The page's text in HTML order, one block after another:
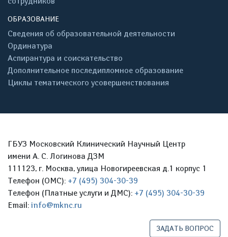
ОБРАЗОВАНИЕ
Сведения об образовательной деятельности
Ординатура
Аспирантура и соискательство
Дополнительное последипломное образование
Циклы тематического усовершенствования
ГБУЗ Московский Клинический Научный Центр
имени А. С. Логинова ДЗМ
111123, г. Москва, улица Новогиреевская д.1 корпус 1
Телефон (ОМС): +7 (495) 304-30-39
Телефон (Платные услуги и ДМС): +7 (495) 304-30-39
Email: info@mknc.ru
ЗАДАТЬ ВОПРОС